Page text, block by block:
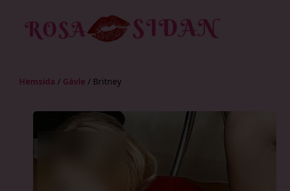
Hemsida / Gävle / Britney